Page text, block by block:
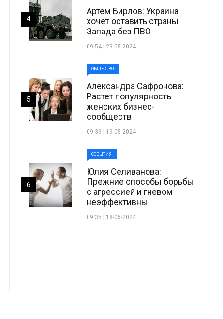
Артем Бирлов: Украина
хочет оставить страны
Запада без ПВО
09:54 | 29-05-2024
4
ОБЩЕСТВО
Александра Сафронова:
Растет популярность
женских бизнес-
сообществ
09:39 | 19-05-2024
5
СОБЫТИЯ
Юлия Селиванова:
Прежние способы борьбы
с агрессией и гневом
неэффективны
09:35 | 18-05-2024
6